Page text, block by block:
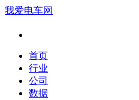
我爱电车网
首页
行业
公司
数据